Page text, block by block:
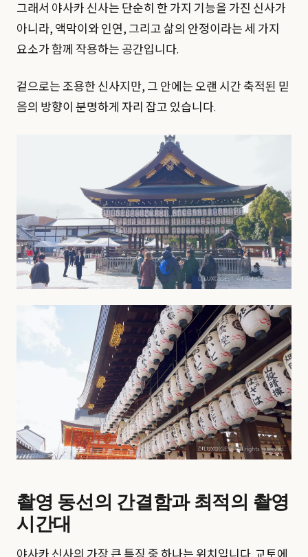
그래서 야사카 신사는 단순히 한 가지 기능을 가진 신사가
아니라, 액막이와 인연, 그리고 삶의 안정이라는 세 가지
요소가 함께 작용하는 공간입니다.
겉으로는 조용한 신사지만, 그 안에는 오랜 시간 축적된 믿
음의 방향이 분명하게 자리 잡고 있습니다.
촬영 동선의 간결함과 최적의 촬영
시간대